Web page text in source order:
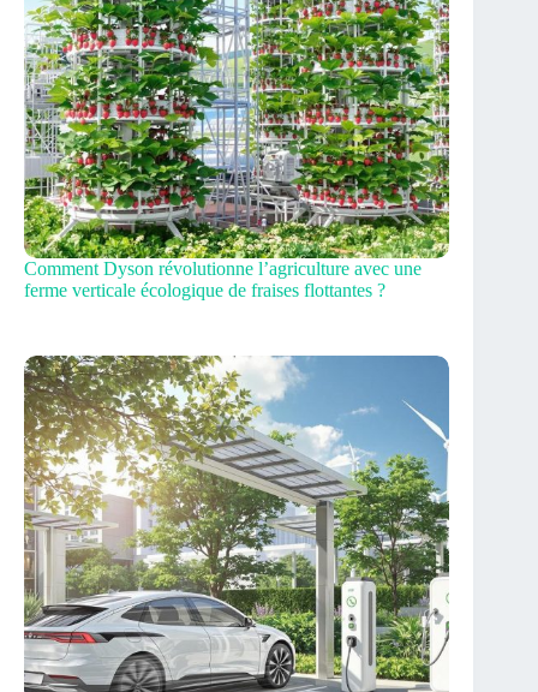
Comment Dyson révolutionne l’agriculture avec une
ferme verticale écologique de fraises flottantes ?